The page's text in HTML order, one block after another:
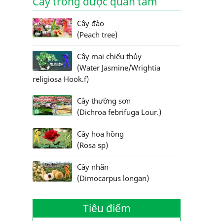
Cây đào
(Peach tree)
Cây mai chiếu thủy
(Water Jasmine/Wrightia
religiosa Hook.f)
Cây thường sơn
(Dichroa febrifuga Lour.)
Cây hoa hồng
(Rosa sp)
Cây nhãn
(Dimocarpus longan)
Tiêu điểm